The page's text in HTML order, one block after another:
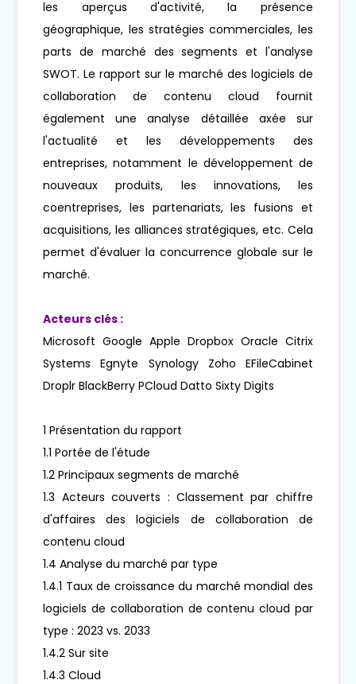
les aperçus d'activité, la présence
géographique, les stratégies commerciales, les
parts de marché des segments et l'analyse
SWOT. Le rapport sur le marché des logiciels de
collaboration de contenu cloud fournit
également une analyse détaillée axée sur
l'actualité et les développements des
entreprises, notamment le développement de
nouveaux produits, les innovations, les
coentreprises, les partenariats, les fusions et
acquisitions, les alliances stratégiques, etc. Cela
permet d'évaluer la concurrence globale sur le
marché.
Acteurs clés :
Microsoft Google Apple Dropbox Oracle Citrix
Systems Egnyte Synology Zoho EFileCabinet
Droplr BlackBerry PCloud Datto Sixty Digits
1 Présentation du rapport
1.1 Portée de l'étude
1.2 Principaux segments de marché
1.3 Acteurs couverts : Classement par chiffre
d'affaires des logiciels de collaboration de
contenu cloud
1.4 Analyse du marché par type
1.4.1 Taux de croissance du marché mondial des
logiciels de collaboration de contenu cloud par
type : 2023 vs. 2033
1.4.2 Sur site
1.4.3 Cloud